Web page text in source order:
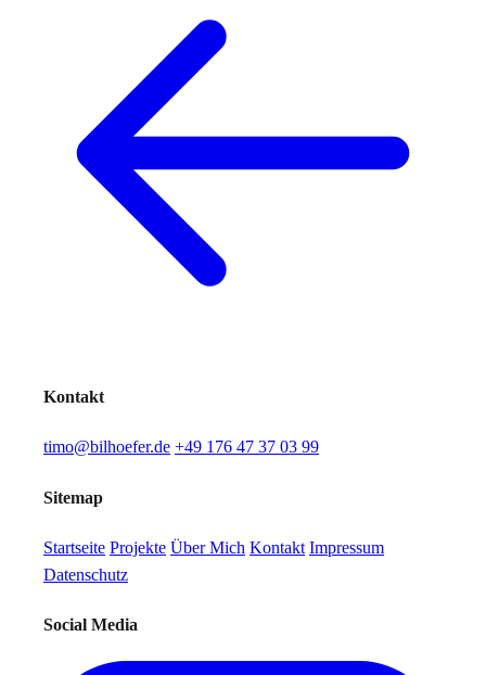
Kontakt
timo@bilhoefer.de +49 176 47 37 03 99
Sitemap
Startseite Projekte Über Mich Kontakt Impressum
Datenschutz
Social Media